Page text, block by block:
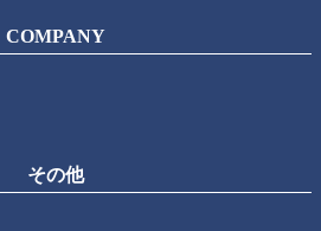
COMPANY
その他